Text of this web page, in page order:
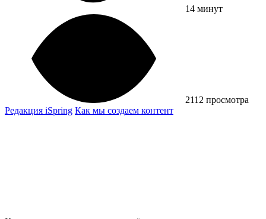
14 минут
2112 просмотра
Редакция iSpring Как мы создаем контент